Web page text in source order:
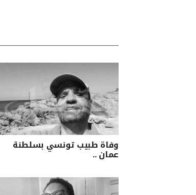
وفاة طبيب تونسي بسلطنة
عمان ..